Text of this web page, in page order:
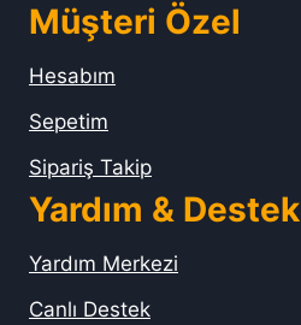
Müşteri Özel
Hesabım
Sepetim
Sipariş Takip
Yardım & Destek
Yardım Merkezi
Canlı Destek